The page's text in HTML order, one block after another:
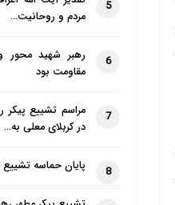
5
مردم و روحانیت…
6
رهبر شهید
مقاومت بود
7
مراسم تشییع پیکر
در کربلای معلی به…
8 پایان حماسه